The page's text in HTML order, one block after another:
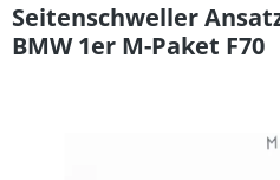
Seitenschweller
BMW 1er M-Paket F70